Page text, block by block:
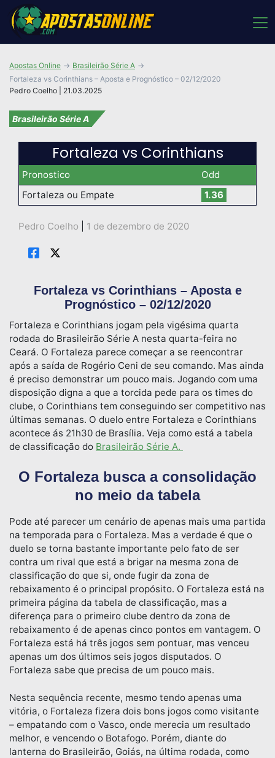
Pedro Coelho | 21.03.2025
Apostas Online
Brasileirão Série A
Fortaleza vs Corinthians – Aposta e Prognóstico – 02/12/2020
Brasileirão Série A
Fortaleza vs Corinthians
Pronostico
Odd
Fortaleza ou Empate
1.36
Pedro Coelho 1 de dezembro de 2020
Fortaleza vs Corinthians – Aposta e
Prognóstico – 02/12/2020
Fortaleza e Corinthians jogam pela vigésima quarta
rodada do Brasileirão Série A nesta quarta-feira no
Ceará. O Fortaleza parece começar a se reencontrar
após a saída de Rogério Ceni de seu comando. Mas ainda
é preciso demonstrar um pouco mais. Jogando com uma
disposição digna a que a torcida pede para os times do
clube, o Corinthians tem conseguindo ser competitivo nas
últimas semanas. O duelo entre Fortaleza e Corinthians
acontece ás 21h30 de Brasília. Veja como está a tabela
de classificação do Brasileirão Série A.
O Fortaleza busca a consolidação
no meio da tabela
Pode até parecer um cenário de apenas mais uma partida
na temporada para o Fortaleza. Mas a verdade é que o
duelo se torna bastante importante pelo fato de ser
contra um rival que está a brigar na mesma zona de
classificação do que si, onde fugir da zona de
rebaixamento é o principal propósito. O Fortaleza está na
primeira página da tabela de classificação, mas a
diferença para o primeiro clube dentro da zona de
rebaixamento é de apenas cinco pontos em vantagem. O
Fortaleza está há três jogos sem pontuar, mas venceu
apenas um dos últimos seis jogos disputados. O
Fortaleza sabe que precisa de um pouco mais.
Nesta sequência recente, mesmo tendo apenas uma
vitória, o Fortaleza fizera dois bons jogos como visitante
– empatando com o Vasco, onde merecia um resultado
melhor, e vencendo o Botafogo. Porém, diante do
lanterna do Brasileirão, Goiás, na última rodada, como